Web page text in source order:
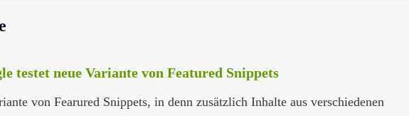
testet neue Variante von Featured Snippets
von Fearured Snippets, in denn zusätzlich Inhalte aus verschiedenen